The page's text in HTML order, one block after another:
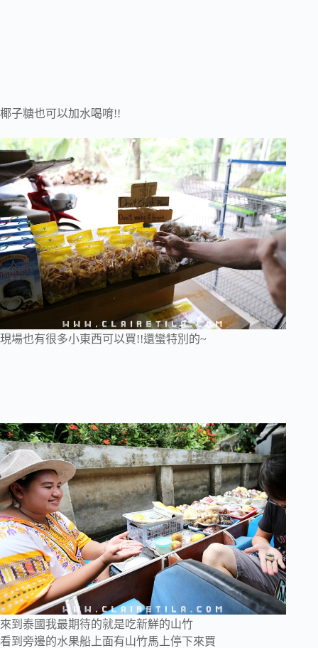
椰子糖也可以加水喝唷!!
現場也有很多小東西可以買!!還蠻特別的~
來到泰國我最期待的就是吃新鮮的山竹
看到旁邊的水果船上面有山竹馬上停下來買